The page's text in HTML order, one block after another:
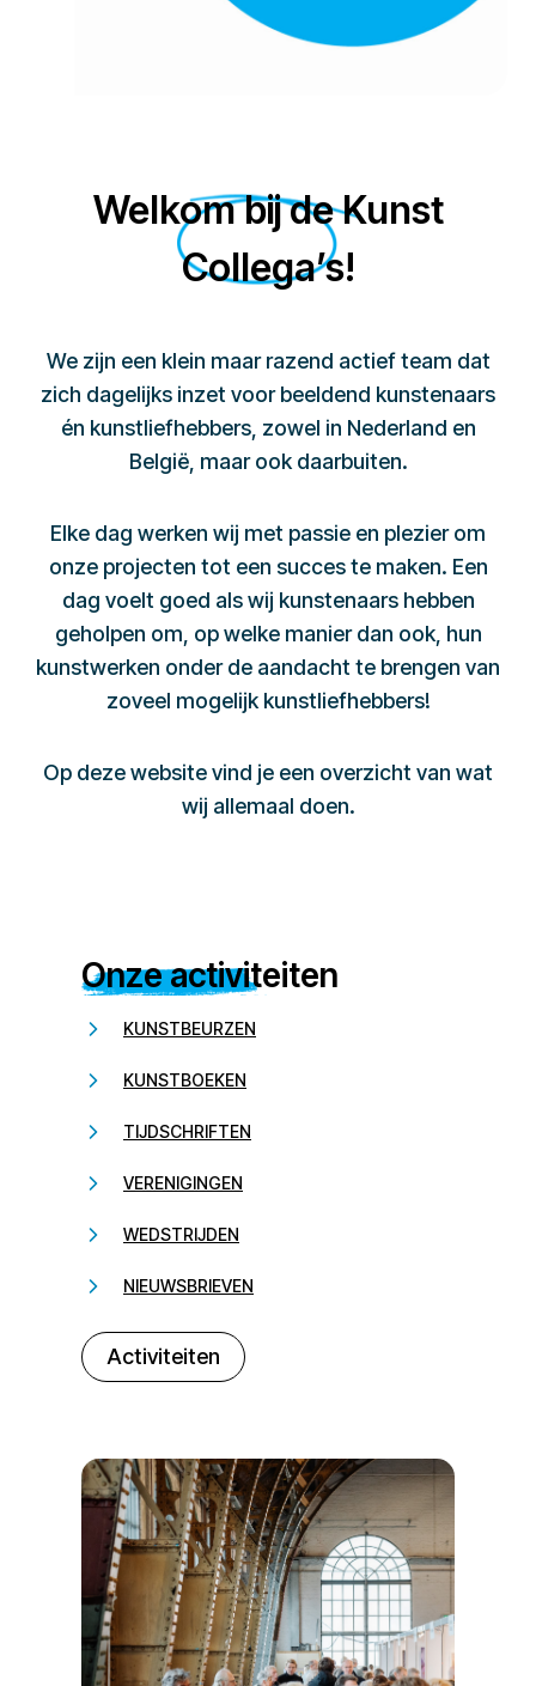
Welkom bij de Kunst
Collega’s!
We zijn een klein maar razend actief team dat
zich dagelijks inzet voor beeldend kunstenaars
én kunstliefhebbers, zowel in Nederland en
België, maar ook daarbuiten.
Elke dag werken wij met passie en plezier om
onze projecten tot een succes te maken. Een
dag voelt goed als wij kunstenaars hebben
geholpen om, op welke manier dan ook, hun
kunstwerken onder de aandacht te brengen van
zoveel mogelijk kunstliefhebbers!
Op deze website vind je een overzicht van wat
wij allemaal doen.
Onze activiteiten
KUNSTBEURZEN
KUNSTBOEKEN
TIJDSCHRIFTEN
VERENIGINGEN
WEDSTRIJDEN
NIEUWSBRIEVEN
Activiteiten
232323